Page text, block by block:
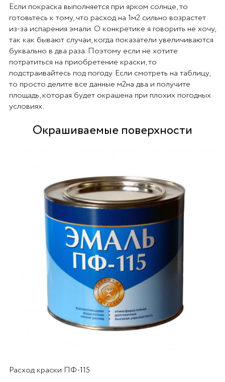
Если покраска выполняется при ярком солнце, то
готовьтесь к тому, что расход на 1м2 сильно возрастет
из-за испарения эмали. О конкретике я говорить не хочу,
так как бывают случаи, когда показатели увеличиваются
буквально в два раза. Поэтому если не хотите
потратиться на приобретение краски, то
подстраивайтесь под погоду. Если смотреть на таблицу,
то просто делите все данные м2на два и получите
площадь, которая будет окрашена при плохих погодных
условиях.
Окрашиваемые поверхности
Расход краски ПФ-115